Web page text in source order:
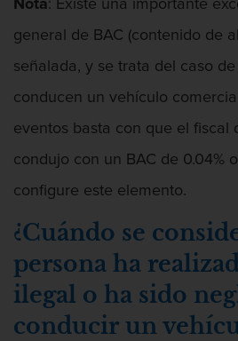
Penetración Sexual
Prostitución y
Violación estatutaria
Delitos Violentos
Aumento de
Disuadir a un Testigo
Homicidio
Nota: Existe una importante
general de BAC (contenido de
señalada, y se trata del caso
conducen un vehículo
eventos basta con que el fiscal
condujo con un BAC de 0.04%
configure este elemento.
¿Cuándo se
persona ha
ilegal o ha sido
conducir un